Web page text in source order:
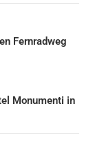
Fernradweg
Monumenti in